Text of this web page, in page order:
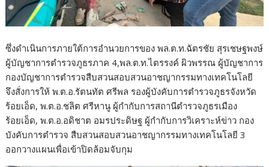
ซึ่งดำเนินการภายใต้การอำนวยการของ พล.ต.ท.ฉัตรชัย สุรเชษฐพงษ์
ผู้บัญชาการตำรวจภูธรภาค 4,พล.ต.ท.ไตรรงค์ ผิวพรรณ ผู้บัญชาการ
กองบัญชาการตำรวจสืบสวนสอบสวนอาชญากรรมทางเทคโนโลยี
จึงสั่งการให้ พ.ต.อ.รัตนทัต ศรีพล รองผู้บังคับการตำรวจภูธรจังหวัด
ร้อยเอ็ด, พ.ต.อ.ชลิต ศรีหานู ผู้กำกับการสถานีตำรวจภูธรเมือง
ร้อยเอ็ด, พ.ต.อ.อดิชาต อมรประดิษฐ ผู้กำกับการวิเคราะห์ข่าว กอง
บังคับการตำรวจ สืบสวนสอบสวนอาชญากรรมทางเทคโนโลยี 3
ออกวางแผนเพื่อเข้าปิดล้อมจับกุม